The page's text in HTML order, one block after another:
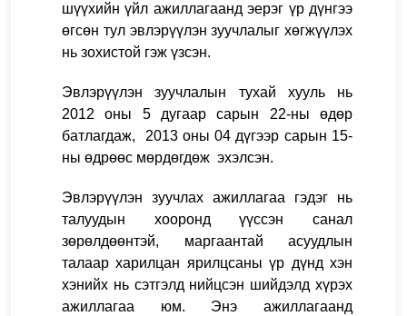
шүүхийн үйл ажиллагаанд эерэг үр дүнгээ
өгсөн тул эвлэрүүлэн зуучлалыг хөгжүүлэх
нь зохистой гэж үзсэн.
Эвлэрүүлэн зуучлалын тухай хууль нь
2012 оны 5 дугаар сарын 22-ны өдөр
батлагдаж, 2013 оны 04 дүгээр сарын 15-
ны өдрөөс мөрдөгдөж эхэлсэн.
Эвлэрүүлэн зуучлах ажиллагаа гэдэг нь
талуудын хооронд үүссэн санал
зөрөлдөөнтэй, маргаантай асуудлын
талаар харилцан ярилцсаны үр дүнд хэн
хэнийх нь сэтгэлд нийцсэн шийдэлд хүрэх
ажиллагаа юм. Энэ ажиллагаанд